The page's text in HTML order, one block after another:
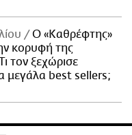
Ο «Καθρέφτης»
κορυφή της
τον ξεχώρισε
μεγάλα best sellers;